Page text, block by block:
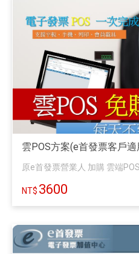
雲POS方案(e首發票客戶
原e首發票營業人 加購 雲端
3600